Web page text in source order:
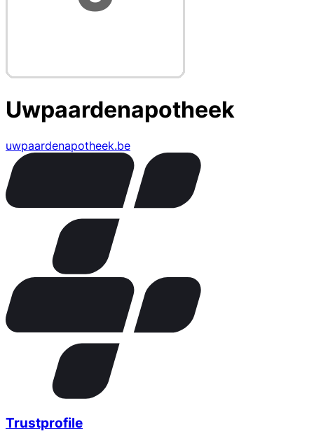
Uwpaardenapotheek
uwpaardenapotheek.be
Trustprofile